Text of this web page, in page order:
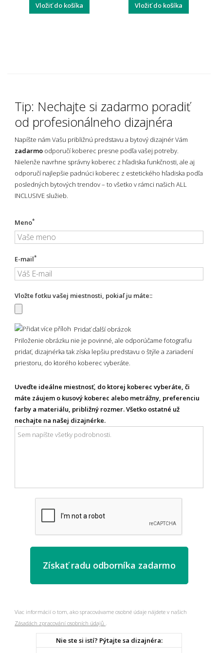
Vložiť do košíka Vložiť do košíka
Tip: Nechajte si zadarmo poradiť
od profesionálneho dizajnéra
Napíšte nám Vašu približnú predstavu a bytový dizajnér Vám
zadarmo odporučí koberec presne podľa vašej potreby.
Nielenže navrhne správny koberec z hľadiska funkčnosti, ale aj
odporučí najlepšie padnúci koberec z estetického hľadiska podľa
posledných bytových trendov – to všetko v rámci našich ALL
INCLUSIVE služieb.
Meno*
E-mail*
Vložte fotku vašej miestnosti, pokiaľ ju máte::
Pridať ďalší obrázok
Priloženie obrázku nie je povinné, ale odporúčame fotografiu
pridať, dizajnérka tak získa lepšiu predstavu o štýle a zariadení
priestoru, do ktorého koberec vyberáte.
Uveďte ideálne miestnosť, do ktorej koberec vyberáte, či
máte záujem o kusový koberec alebo metrážny, preferenciu
farby a materiálu, približný rozmer. Všetko ostatné už
nechajte na našej dizajnérke.
Viac informácií o tom, ako spracovávame osobné údaje nájdete v našich
Zásadách zpracování osobních údajů
Nie ste si istí? Pýtajte sa dizajnéra: